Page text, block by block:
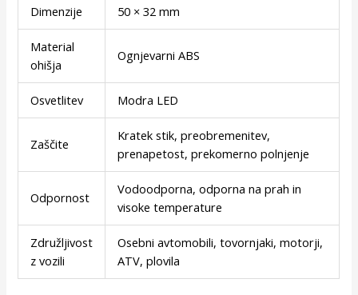
Dimenzije 50 × 32 mm
Material
ohišja
Ognjevarni ABS
Osvetlitev Modra LED
Zaščite
Kratek stik, preobremenitev,
prenapetost, prekomerno polnjenje
Odpornost
Vodoodporna, odporna na prah in
visoke temperature
Združljivost
z vozili
Osebni avtomobili, tovornjaki, motorji,
ATV, plovila